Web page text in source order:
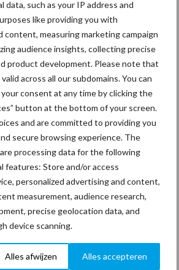
data, such as your IP address and
like providing you with
content, measuring marketing campaign
audience insights, collecting precise
product development. Please note that
across all our subdomains. You can
consent at any time by clicking the
button at the bottom of your screen.
and are committed to providing you
secure browsing experience. The
processing data for the following
features: Store and/or access
personalized advertising and content,
measurement, audience research,
precise geolocation data, and
device scanning.
Alles afwijzen Alles accepteren
Partner nieuws
flexibele
UVC
Toon meer